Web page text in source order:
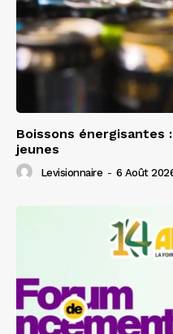
Boissons énergisantes
jeunes
Levisionnaire - 6 Août